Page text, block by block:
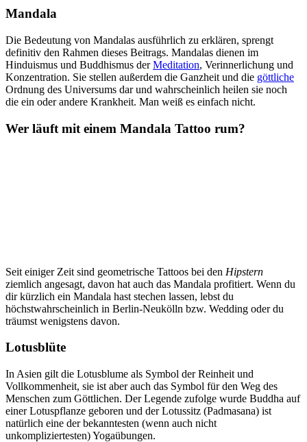
Mandala
Die Bedeutung von Mandalas ausführlich zu erklären, sprengt
definitiv den Rahmen dieses Beitrags. Mandalas dienen im
Hinduismus und Buddhismus derMeditation, Verinnerlichung und
Konzentration. Sie stellen außerdem die Ganzheit und die göttliche
Ordnung des Universums dar und wahrscheinlich heilen sie noch
die ein oder andere Krankheit. Man weiß es einfach nicht.
Wer läuft mit einem Mandala Tattoo rum?
Seit einiger Zeit sind geometrische Tattoos bei den Hipstern
ziemlich angesagt, davon hat auch das Mandala profitiert. Wenn du
dir kürzlich ein Mandala hast stechen lassen, lebst du
höchstwahrscheinlich in Berlin-Neukölln bzw. Wedding oder du
träumst wenigstens davon.
Lotusblüte
In Asien gilt die Lotusblume als Symbol der Reinheit und
Vollkommenheit, sie ist aber auch das Symbol für den Weg des
Menschen zum Göttlichen. Der Legende zufolge wurde Buddha auf
einer Lotuspflanze geboren und der Lotussitz (Padmasana) ist
natürlich eine der bekanntesten (wenn auch nicht
unkompliziertesten) Yogaübungen.